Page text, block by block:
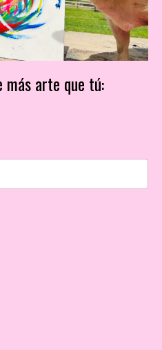
más arte que tú: